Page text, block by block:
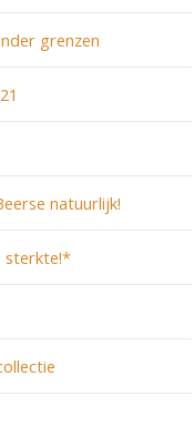
grenzen
natuurlijk!
sterkte!*